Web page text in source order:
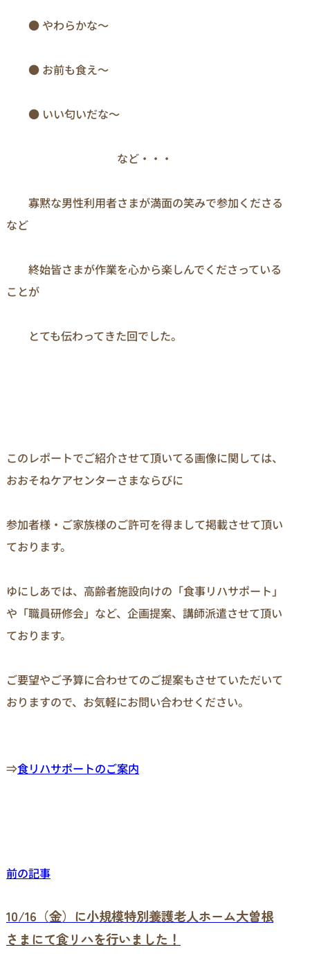
● やわらかな～
● お前も食え～
● いい匂いだな～
など・・・
寡黙な男性利用者さまが満面の笑みで参加くださる
など
終始皆さまが作業を心から楽しんでくださっている
ことが
とても伝わってきた回でした。
このレポートでご紹介させて頂いてる画像に関しては、
おおそねケアセンターさまならびに
参加者様・ご家族様のご許可を得まして掲載させて頂い
ております。
ゆにしあでは、高齢者施設向けの「食事リハサポート」
や「職員研修会」など、企画提案、講師派遣させて頂い
ております。
ご要望やご予算に合わせてのご提案もさせていただいて
おりますので、お気軽にお問い合わせください。
⇒食リハサポートのご案内
前の記事
10/16（金）に小規模特別養護老人ホーム大曽根
さまにて食リハを行いました！